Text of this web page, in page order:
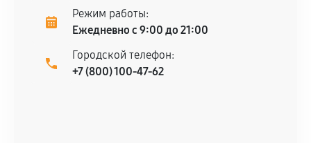
Режим работы:
Ежедневно с 9:00 до 21:00
Городской телефон:
+7 (800) 100-47-62